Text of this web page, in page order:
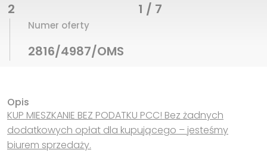
2 1 / 7
Numer oferty
2816/4987/OMS
Opis
KUP MIESZKANIE BEZ PODATKU PCC! Bez żadnych
dodatkowych opłat dla kupującego – jesteśmy
biurem sprzedaży.